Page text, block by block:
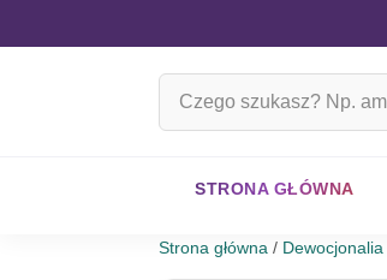
STRONA GŁÓWNA
Strona główna / Dewocjonalia